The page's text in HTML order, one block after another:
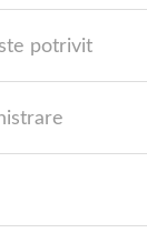
potrivit